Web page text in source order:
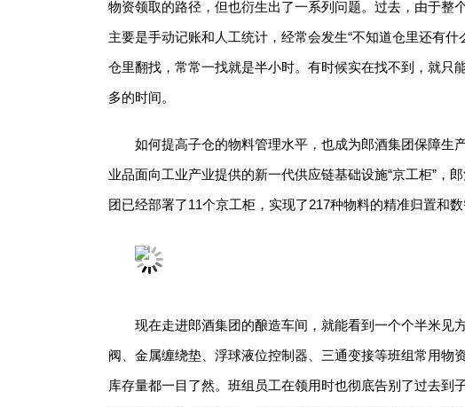
物资领取的路径，但也衍生出了一系列问题。过去，由于整
主要是手动记账和人工统计，经常会发生“不知道仓里还有
仓里翻找，常常一找就是半小时。有时候实在找不到，就只
多的时间。
如何提高子仓的物料管理水平，也成为郎酒集团保障生
业品面向工业产业提供的新一代供应链基础设施“京工柜”，
团已经部署了11个京工柜，实现了217种物料的精准归置和
现在走进郎酒集团的酿造车间，就能看到一个个半米见
阀、金属缠绕垫、浮球液位控制器、三通变接等班组常用物
库存量都一目了然。班组员工在领用时也彻底告别了过去到